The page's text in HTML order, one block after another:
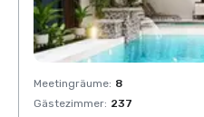
Meetingräume: 8
Gästezimmer: 237